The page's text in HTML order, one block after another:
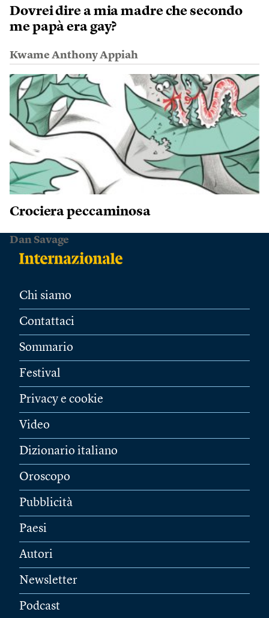
Dovrei dire a mia madre che secondo
me papà era gay?
Kwame Anthony Appiah
Crociera peccaminosa
Dan Savage
Chi siamo
Contattaci
Sommario
Festival
Privacy e cookie
Video
Dizionario italiano
Oroscopo
Pubblicità
Paesi
Autori
Newsletter
Podcast